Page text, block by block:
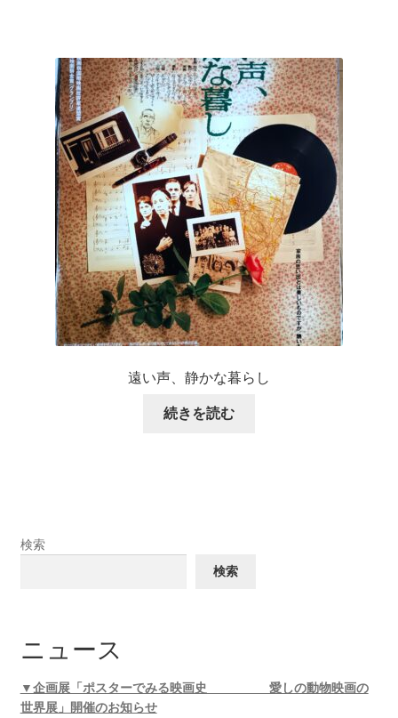
遠い声、静かな暮らし
続きを読む
検索
検索
ニュース
▼企画展「ポスターでみる映画史 愛しの動物映画の
世界展」開催のお知らせ